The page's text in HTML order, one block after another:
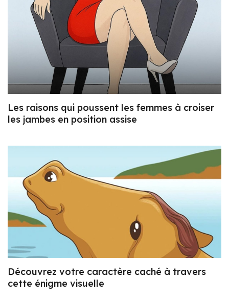
Les raisons qui poussent les femmes à croiser
les jambes en position assise
Découvrez votre caractère caché à travers
cette énigme visuelle